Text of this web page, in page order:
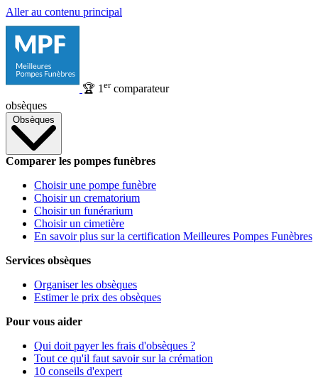
Aller au contenu principal
🏆 1 ercomparateur
obsèques
Obsèques
Comparer les pompes funèbres
Choisir une pompe funèbre
Choisir un crematorium
Choisir un funérarium
Choisir un cimetière
En savoir plus sur la certification Meilleures Pompes Funèbres
Services obsèques
Organiser les obsèques
Estimer le prix des obsèques
Pour vous aider
Qui doit payer les frais d'obsèques ?
Tout ce qu'il faut savoir sur la crémation
10 conseils d'expert